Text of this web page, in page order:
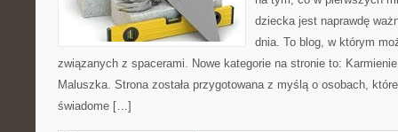
dziecka jest naprawdę
dnia. To blog, w którym
związanych z spacerami. Nowe kategorie na stronie to:
Maluszka. Strona została przygotowana z myślą o osobach,
świadome […]